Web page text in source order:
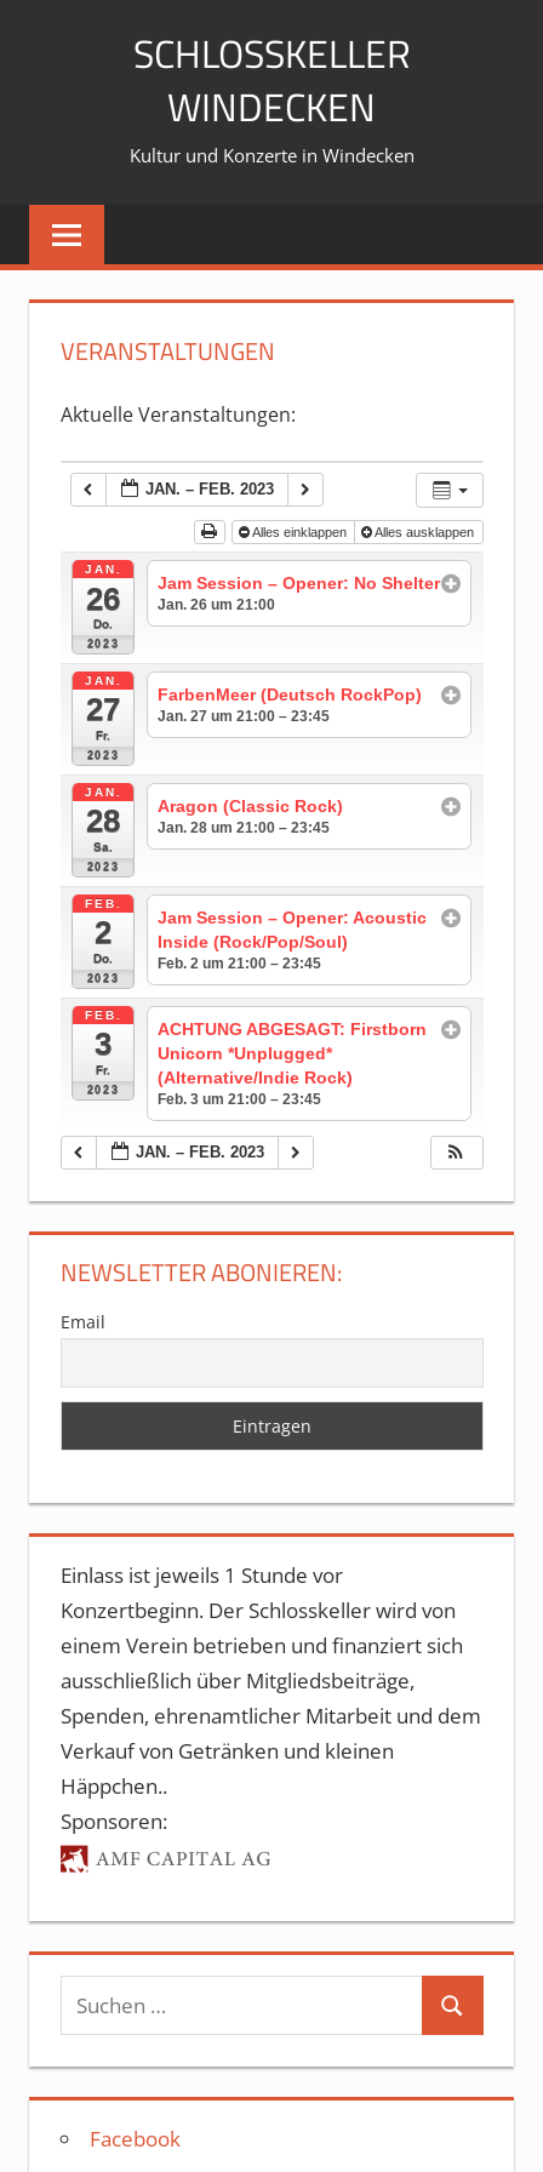
SCHLOSSKELLER
WINDECKEN
Kultur und Konzerte in Windecken
VERANSTALTUNGEN
Aktuelle Veranstaltungen:
JAN. – FEB. 2023
Alles einklappen Alles ausklappen
JAN.
26
Do.
2023
Jam Session – Opener: No Shelter
Jan. 26 um 21:00
JAN.
27
Fr.
2023
FarbenMeer (Deutsch RockPop)
Jan. 27 um 21:00 – 23:45
JAN.
28
Sa.
2023
Aragon (Classic Rock)
Jan. 28 um 21:00 – 23:45
FEB.
2
Do.
2023
Jam Session – Opener: Acoustic
Inside (Rock/Pop/Soul)
Feb. 2 um 21:00 – 23:45
FEB.
3
Fr.
2023
ACHTUNG ABGESAGT: Firstborn
Unicorn *Unplugged*
(Alternative/Indie Rock)
Feb. 3 um 21:00 – 23:45
JAN. – FEB. 2023
NEWSLETTER ABONIEREN:
Email
Einlass ist jeweils 1 Stunde vor
Konzertbeginn. Der Schlosskeller wird von
einem Verein betrieben und finanziert sich
ausschließlich über Mitgliedsbeiträge,
Spenden, ehrenamtlicher Mitarbeit und dem
Verkauf von Getränken und kleinen
Häppchen..
Sponsoren:
Suchen
nach:
Suchen
Facebook